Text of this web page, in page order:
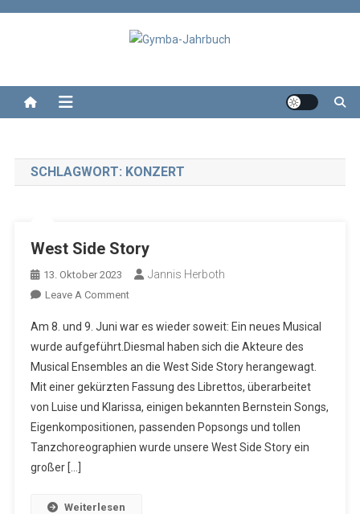
SCHLAGWORT: KONZERT
West Side Story
13. Oktober 2023 Jannis Herboth
Leave A CommentOn
Side
Story
Am 8. und 9. Juni war es wieder soweit: Ein neues Musical
wurde aufgeführt.Diesmal haben sich die Akteure des
Musical Ensembles an die West Side Story herangewagt.
Mit einer gekürzten Fassung des Librettos, überarbeitet
von Luise und Klarissa, einigen bekannten Bernstein Songs,
Eigenkompositionen, passenden Popsongs und tollen
Tanzchoreographien wurde unsere West Side Story ein
großer […]
Weiterlesen